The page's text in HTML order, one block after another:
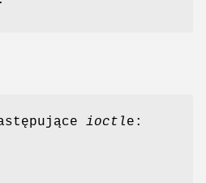
ioctle: